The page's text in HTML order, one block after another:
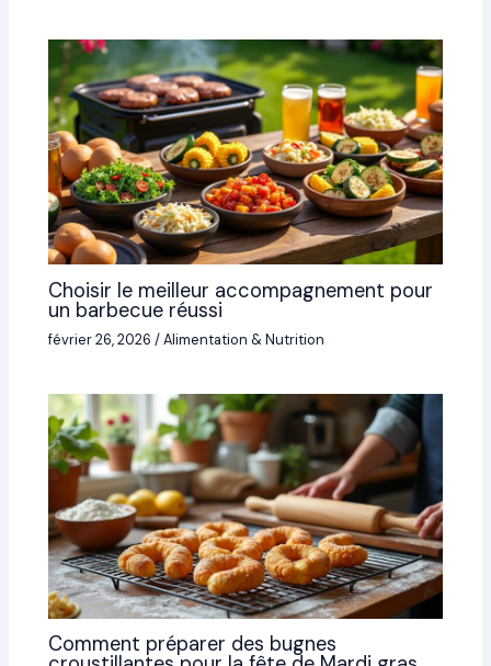
Choisir le meilleur accompagnement pour
un barbecue réussi
février 26, 2026/Alimentation & Nutrition
Comment préparer des bugnes